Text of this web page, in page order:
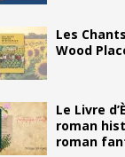
Les
Wood
Le Livre
roman
roman